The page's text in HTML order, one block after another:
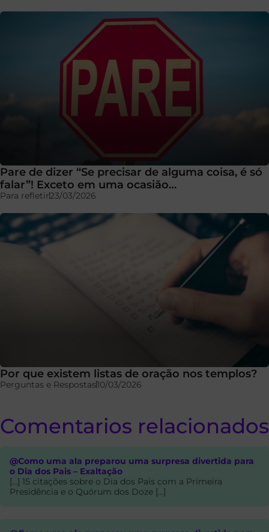
Pare de dizer “Se precisar de alguma coisa, é só
falar”! Exceto em uma ocasião…
Para refletir23/03/2026
Por que existem listas de oração nos templos?
Perguntas e Respostas10/03/2026
Comentarios relacionados
@Como uma ala preparou uma surpresa divertida para
o Dia dos Pais – Exaltação
[…] 15 citações sobre o Dia dos Pais com a Primeira
Presidência e o Quórum dos Doze […]